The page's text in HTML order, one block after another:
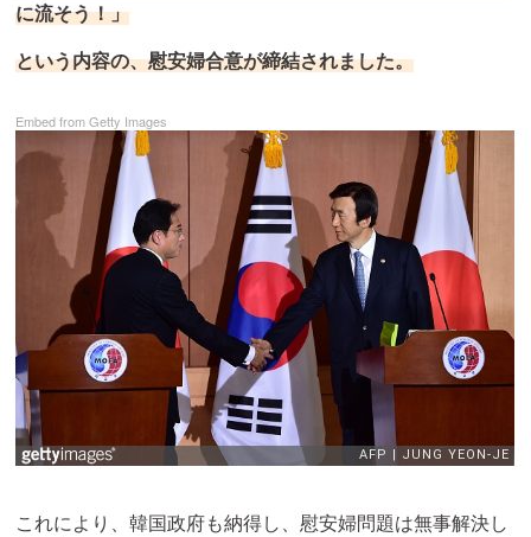
に流そう！」
という内容の、慰安婦合意が締結されました。
Embed from Getty Images
これにより、韓国政府も納得し、慰安婦問題は無事解決し